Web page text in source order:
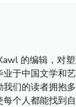
的编辑，对
于中国文学和
我们的读者拥抱
个人都能找到